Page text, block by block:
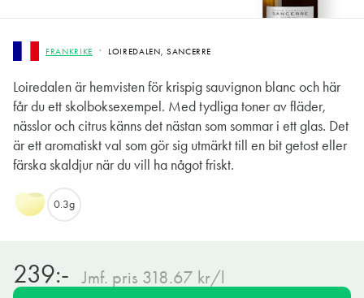
FRANKRIKE LOIREDALEN, SANCERRE
Loiredalen är hemvisten för krispig sauvignon blanc och här
får du ett skolboksexempel. Med tydliga toner av fläder,
nässlor och citrus känns det nästan som sommar i ett glas. Det
är ett aromatiskt val som gör sig utmärkt till en bit getost eller
färska skaldjur när du vill ha något friskt.
0.3g
239:- Jmf. pris 318.67 kr/l